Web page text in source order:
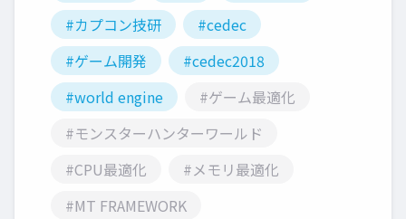
#カプコン技研
#cedec
#ゲーム開発
#cedec2018
#world engine
#ゲーム最適化
#モンスターハンターワールド
#CPU最適化
#メモリ最適化
#MT FRAMEWORK